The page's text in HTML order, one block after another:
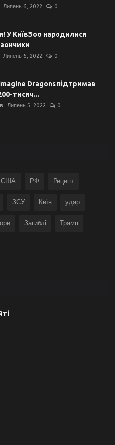
Липень 6, 2022 0
У КиївЗоо народилися
Липень 6, 2022 0
Dragons підтримав
тисяч...
Липень 5, 2022 0
США РФ Рецепт
ЗСУ Київ удар
Загиблі Трамп